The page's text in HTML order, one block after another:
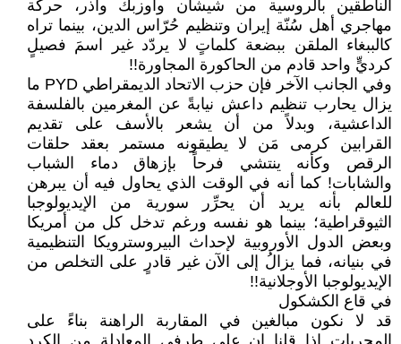
الناطقين بالروسية من شيشان وأوزبك وآذر، حركة
مهاجري أهل سُنّة إيران وتنظيم حُرّاس الدين، بينما تراه
كالببغاء الملقن ببضعة كلماتٍ لا يردّد غير اسمَ فصيلٍ
كرديٍّ واحد قادم من الحاكورة المجاورة!!
وفي الجانب الآخر فإن حزب الاتحاد الديمقراطي PYD ما
يزال يحارب تنظيم داعش نيابةً عن المغرمين بالفلسفة
الداعشية، وبدلاً من أن يشعر بالأسف على تقديم
القرابين كرمى مَن لا يطيقونه مستمر بعقد حلقات
الرقص وكأنه ينتشي فرحاً بإزهاق دماء الشباب
والشابات! كما أنه في الوقت الذي يحاول فيه أن يبرهن
للعالم بأنه يريد أن يحرِّر سورية من الإيديولوجبا
الثيوقراطية؛ بينما هو نفسه ورغم تدخل كل من أمريكا
وبعض الدول الأوروبية لإحداث البيروسترويكا التنظيمية
في بنيانه، فما يزالُ إلى الآن غير قادرٍ على التخلص من
الإيديولوجبا الأوجلانية!!
في قاع الكشكول
قد لا نكون مبالغين في المقاربة الراهنة بناءً على